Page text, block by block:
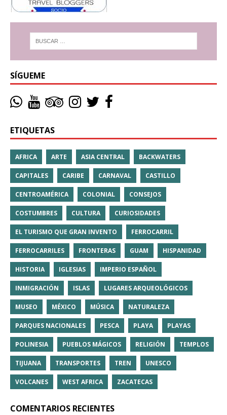
SÍGUEME
ETIQUETAS
AFRICA ARTE ASIA CENTRAL BACKWATERS
CAPITALES CARIBE CARNAVAL CASTILLO
CENTROAMÉRICA COLONIAL CONSEJOS
COSTUMBRES CULTURA CURIOSIDADES
EL TURISMO QUE GRAN INVENTO FERROCARRIL
FERROCARRILES FRONTERAS GUAM HISPANIDAD
HISTORIA IGLESIAS IMPERIO ESPAÑOL
INMIGRACIÓN ISLAS LUGARES ARQUEOLÓGICOS
MUSEO MÉXICO MÚSICA NATURALEZA
PARQUES NACIONALES PESCA PLAYA PLAYAS
POLINESIA PUEBLOS MÁGICOS RELIGIÓN TEMPLOS
TIJUANA TRANSPORTES TREN UNESCO
VOLCANES WEST AFRICA ZACATECAS
COMENTARIOS RECIENTES